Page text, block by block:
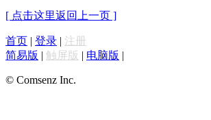
[ 点击这里返回上一页 ]
首页 | 登录 | 注册
简易版 | 触屏版 | 电脑版 |
© Comsenz Inc.